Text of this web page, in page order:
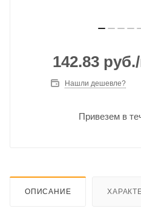
142.83 руб.
Нашли дешевле?
Привезем в
ОПИСАНИЕ